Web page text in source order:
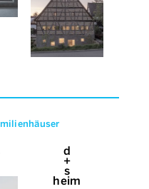
d
+
s
heim